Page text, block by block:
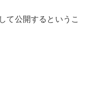
て公開するというこ